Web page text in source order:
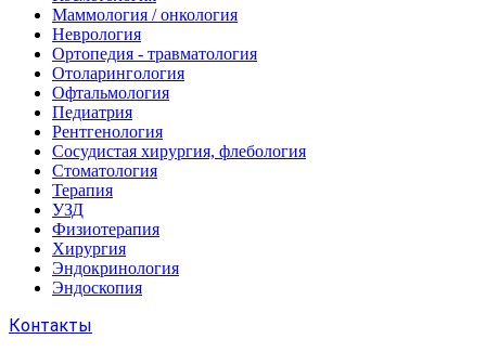
Маммология / онкология
Неврология
Ортопедия - травматология
Отоларингология
Офтальмология
Педиатрия
Рентгенология
Сосудистая хирургия, флебология
Стоматология
Терапия
УЗД
Физиотерапия
Хирургия
Эндокринология
Эндоскопия
Контакты